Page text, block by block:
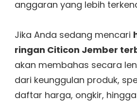
anggaran yang lebih
Jika Anda sedang mencari
ringan Citicon Jember
akan membahas secara
dari keunggulan produk,
daftar harga, ongkir,